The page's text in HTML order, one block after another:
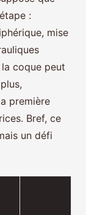
:
mise
la coque peut
première
Bref, ce
un défi